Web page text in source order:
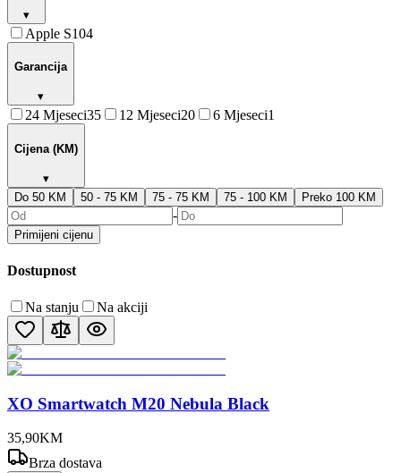
▾
Apple S104
Garancija
▾
24 Mjeseci35 12 Mjeseci20 6 Mjeseci1
Cijena (KM)
▾
Do 50 KM
50 - 75 KM 75 - 75 KM 75 - 100 KM Preko 100 KM
-
Primijeni cijenu
Dostupnost
Na stanju Na akciji
XO Smartwatch M20 Nebula Black
35,90KM
Brza dostava